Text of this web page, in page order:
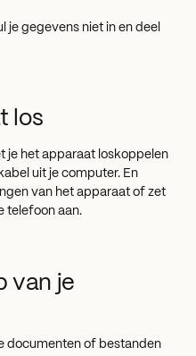
je gegevens niet in en deel
los
je het apparaat loskoppelen
uit je computer. En
van het apparaat of zet
telefoon aan.
van je
documenten of bestanden